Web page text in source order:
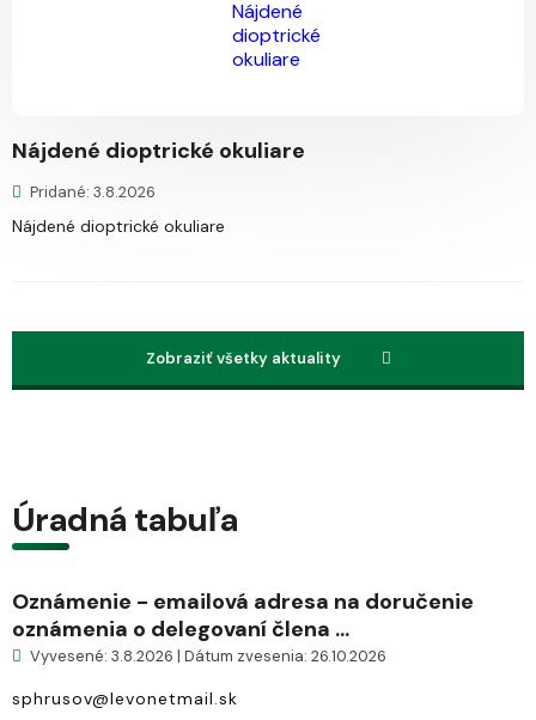
Nájdené dioptrické okuliare
Pridané: 3.8.2026
Nájdené dioptrické okuliare
Zobraziť všetky aktuality
Úradná tabuľa
Oznámenie - emailová adresa na doručenie
oznámenia o delegovaní člena ...
Vyvesené: 3.8.2026 | Dátum zvesenia: 26.10.2026
sphrusov@levonetmail.sk